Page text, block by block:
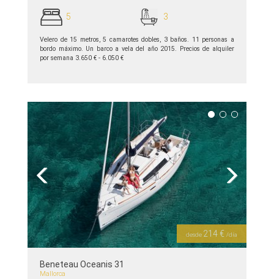
5 3
Velero de 15 metros, 5 camarotes dobles, 3 baños. 11 personas a
bordo máximo. Un barco a vela del año 2015. Precios de alquiler
por semana 3.650 € - 6.050 €
ver detalles >>
Previous Next
desde 214 € /día
Beneteau Oceanis 31
Mallorca